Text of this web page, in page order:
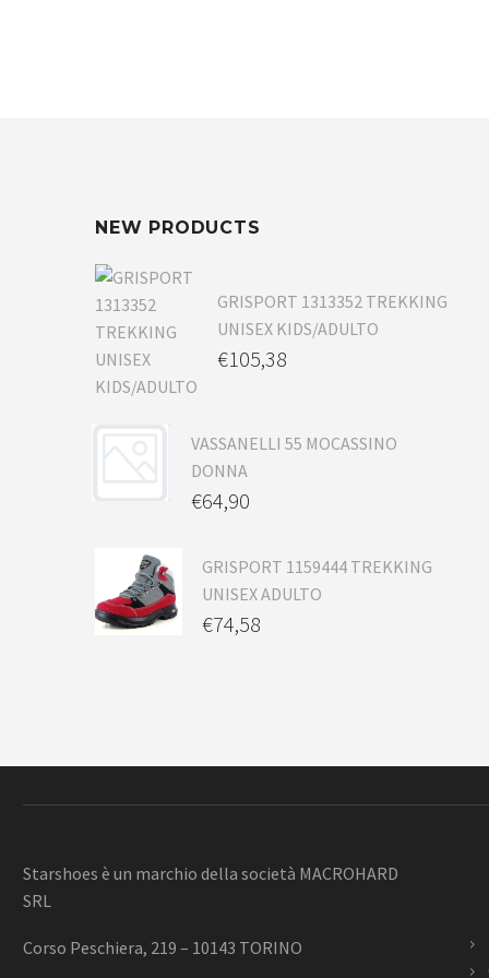
NEW PRODUCTS
GRISPORT 1313352 TREKKING
UNISEX KIDS/ADULTO
€105,38
VASSANELLI 55 MOCASSINO
DONNA
€64,90
GRISPORT 1159444 TREKKING
UNISEX ADULTO
€74,58
Starshoes è un marchio della società MACROHARD
SRL
Corso Peschiera, 219 – 10143 TORINO